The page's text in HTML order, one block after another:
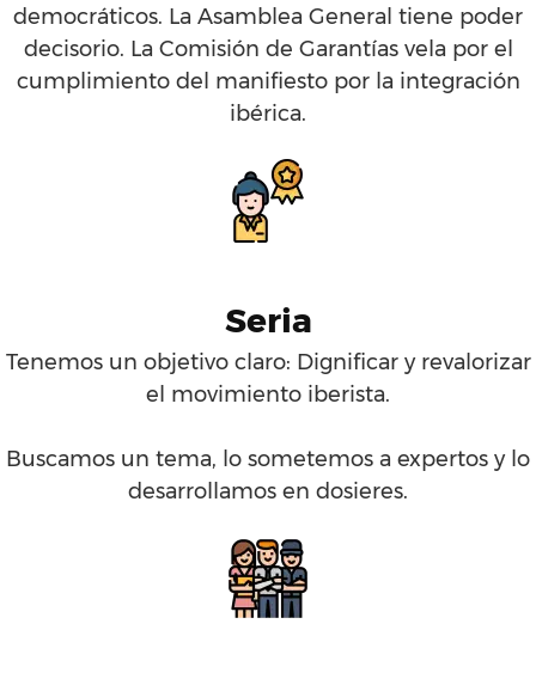
democráticos. La Asamblea General tiene poder
decisorio. La Comisión de Garantías vela por el
cumplimiento del manifiesto por la integración
ibérica.
Seria
Tenemos un objetivo claro: Dignificar y revalorizar
el movimiento iberista.
Buscamos un tema, lo sometemos a expertos y lo
desarrollamos en dosieres.